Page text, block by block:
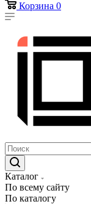
Корзина 0
Каталог
По всему сайту
По каталогу